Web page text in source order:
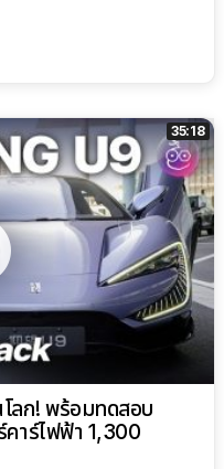
35:18
ลก! พร้อมทดสอบ
าร์ไฟฟ้า 1,300